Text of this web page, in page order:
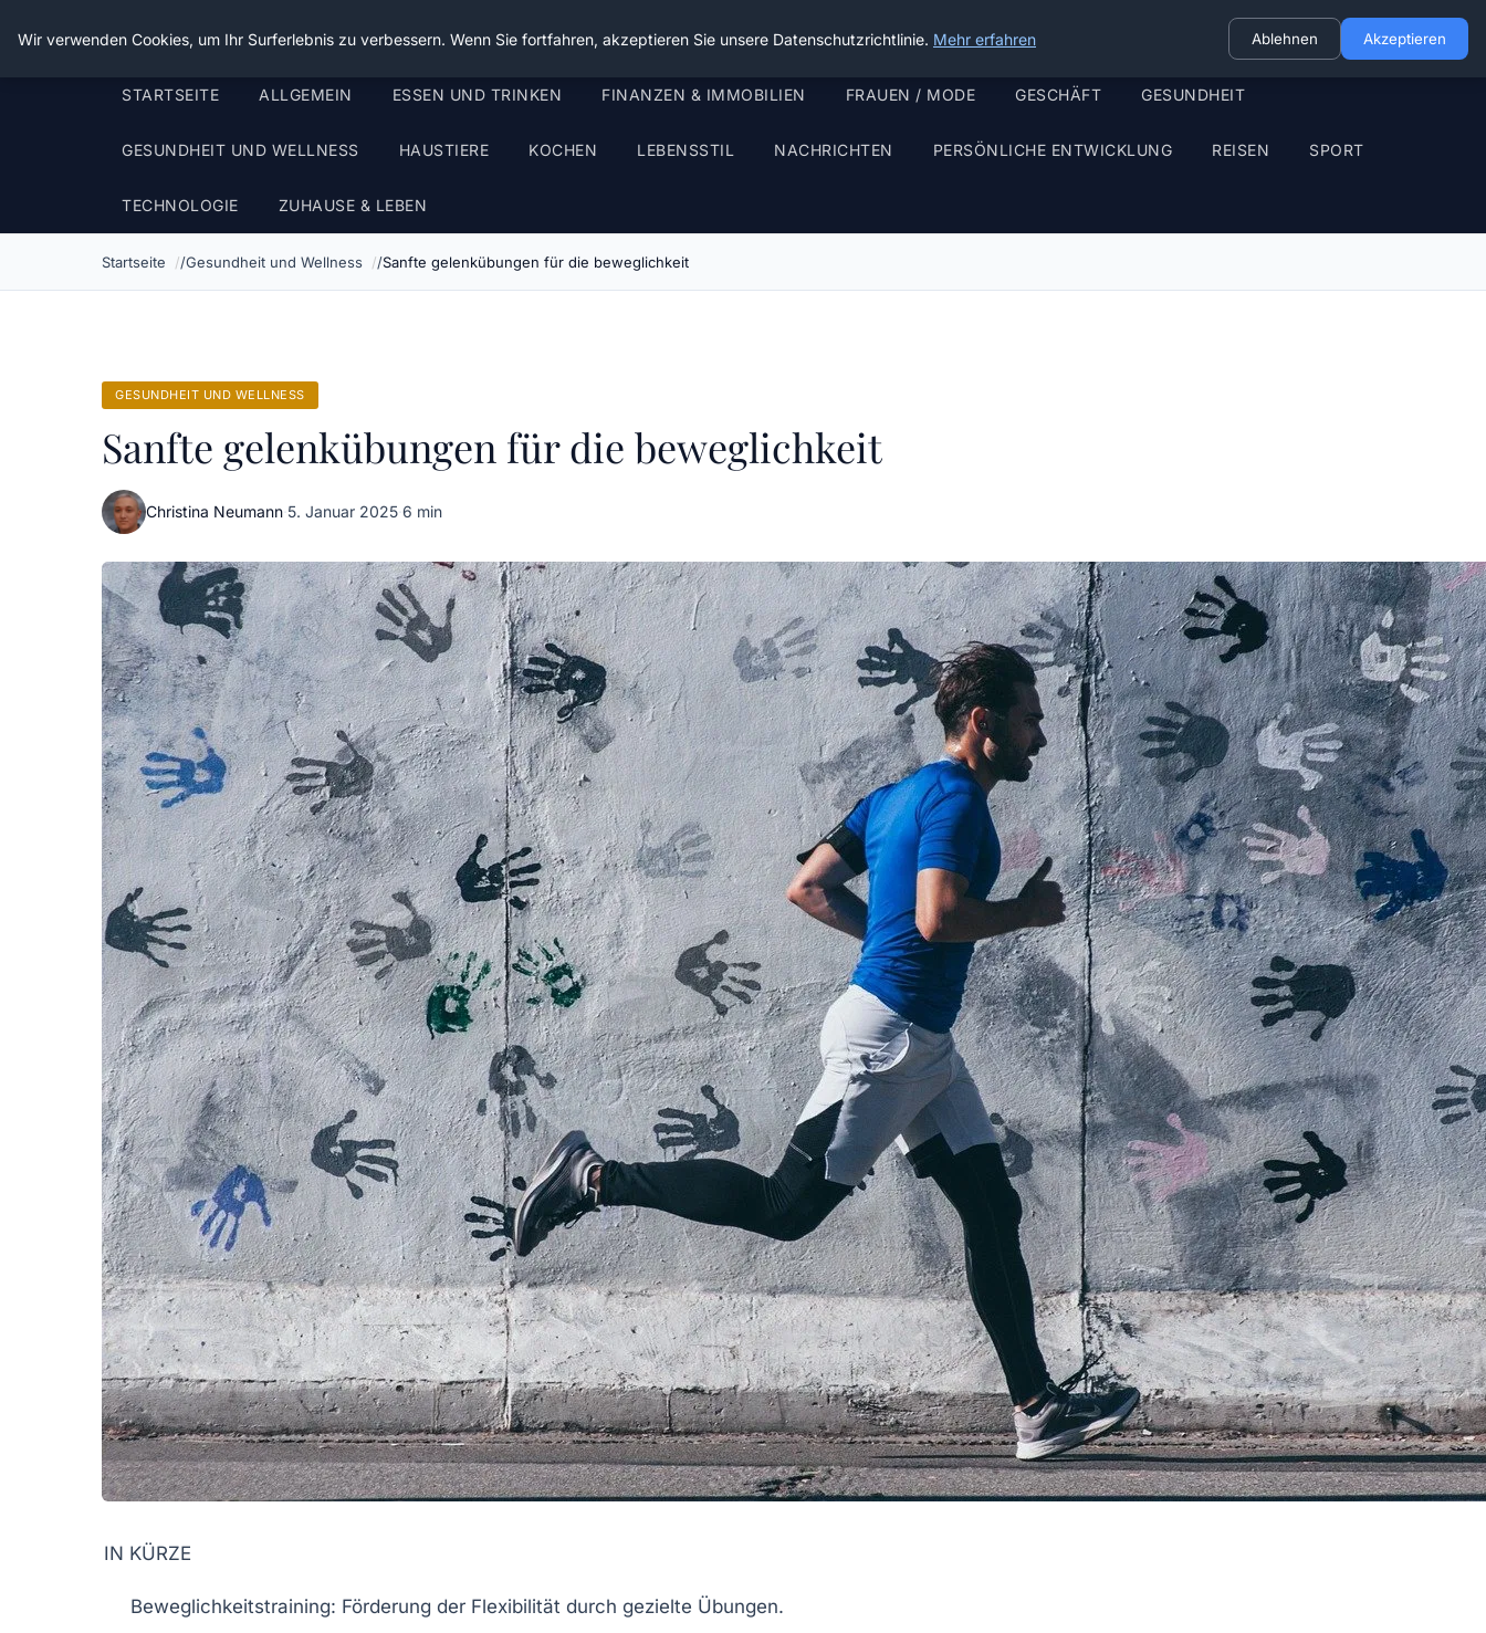
Die Schnitter
STARTSEITE ALLGEMEIN ESSEN UND TRINKEN FINANZEN & IMMOBILIEN FRAUEN / MODE GESCHÄFT GESUNDHEIT
GESUNDHEIT UND WELLNESS HAUSTIERE KOCHEN LEBENSSTIL NACHRICHTEN PERSÖNLICHE ENTWICKLUNG REISEN SPORT
TECHNOLOGIE ZUHAUSE & LEBEN
Startseite Gesundheit und Wellness Sanfte gelenkübungen für die beweglichkeit
GESUNDHEIT UND WELLNESS
Sanfte gelenkübungen für die beweglichkeit
Christina Neumann·5. Januar 2025·6 min
IN KÜRZE
Beweglichkeitstraining: Förderung der Flexibilität durch gezielte Übungen.
Wir verwenden Cookies, um Ihr Surferlebnis zu verbessern. Wenn Sie fortfahren, akzeptieren Sie unsere Datenschutzrichtlinie. Mehr erfahren Ablehnen Akzeptieren